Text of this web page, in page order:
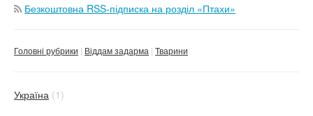
Безкоштовна RSS-підписка на розділ «Птахи»
Головні рубрики Віддам задарма Тварини
Україна (1)